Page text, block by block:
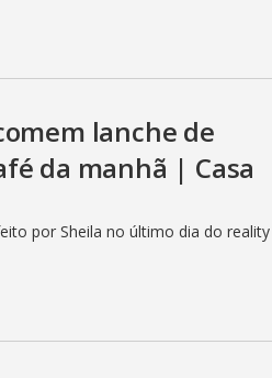
lanche de
da manhã | Casa
por Sheila no último dia do reality